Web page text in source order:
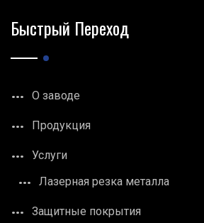
Быстрый Переход
О заводе
Продукция
Услуги
Лазерная резка металла
Защитные покрытия